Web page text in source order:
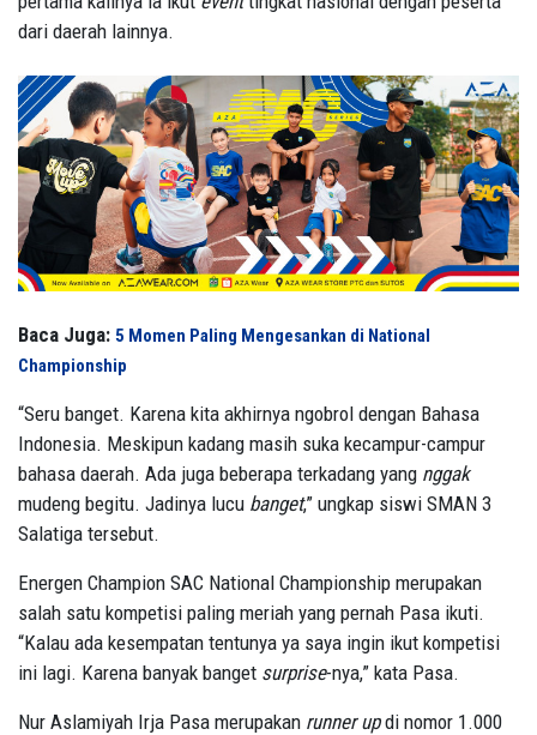
dari daerah lainnya.
Baca Juga: 5 Momen Paling Mengesankan di National
Championship
“Seru banget. Karena kita akhirnya ngobrol dengan Bahasa
Indonesia. Meskipun kadang masih suka kecampur-campur
bahasa daerah. Ada juga beberapa terkadang yang nggak
mudeng begitu. Jadinya lucu banget,” ungkap siswi SMAN 3
Salatiga tersebut.
Energen Champion SAC National Championship merupakan
salah satu kompetisi paling meriah yang pernah Pasa ikuti.
“Kalau ada kesempatan tentunya ya saya ingin ikut kompetisi
ini lagi. Karena banyak banget surprise-nya,” kata Pasa.
Nur Aslamiyah Irja Pasa merupakan runner updi nomor 1.000